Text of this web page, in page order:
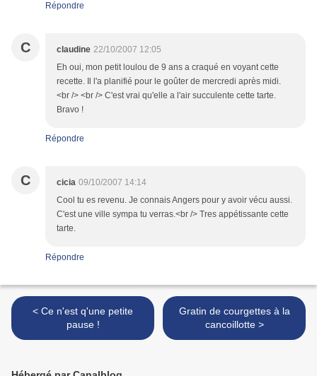
Répondre
C claudine 22/10/2007 12:05
Eh oui, mon petit loulou de 9 ans a craqué en voyant cette
recette. Il l'a planifié pour le goûter de mercredi après midi.
<br /> <br /> C'est vrai qu'elle a l'air succulente cette tarte.
Bravo !
Répondre
C cicia 09/10/2007 14:14
Cool tu es revenu. Je connais Angers pour y avoir vécu aussi.
C'est une ville sympa tu verras.<br /> Tres appétissante cette
tarte.
Répondre
< Ce n'est q'une petite
pause !
Gratin de courgettes à la
cancoillotte >